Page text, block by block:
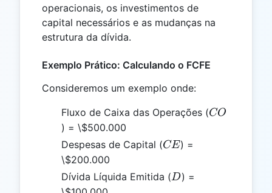
operacionais, os investimentos de
capital necessários e as mudanças na
estrutura da dívida.
Exemplo Prático: Calculando o FCFE
Consideremos um exemplo onde:
Fluxo de Caixa das Operações (CO
CO
) = \$500.000
Despesas de Capital (CE
CE) =
\$200.000
Dívida Líquida Emitida (D
D) =